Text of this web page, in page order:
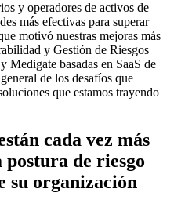
y operadores de activos de
más efectivas para superar
motivó nuestras mejoras más
y Gestión de Riesgos
basadas en SaaS de
de los desafíos que
que estamos trayendo
cada vez más
de riesgo
su organización